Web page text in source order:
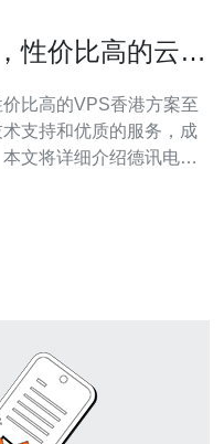
性价比高的云服
比高的VPS香港方案至
支持和优质的服务，成
文将详细介绍德讯电讯
于网络技术的服务提供